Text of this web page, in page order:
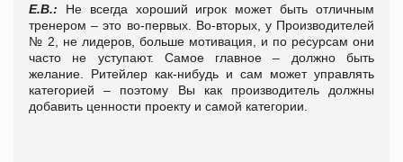
Е.В.: Не всегда хороший игрок может быть отличным
тренером – это во-первых. Во-вторых, у Производителей
№ 2, не лидеров, больше мотивация, и по ресурсам они
часто не уступают. Самое главное – должно быть
желание. Ритейлер как-нибудь и сам может управлять
категорией – поэтому Вы как производитель должны
добавить ценности проекту и самой категории.